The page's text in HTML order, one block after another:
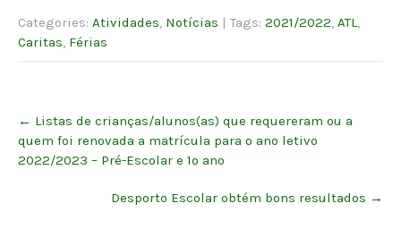
Categories: Atividades, Notícias | Tags: 2021/2022, ATL,
Caritas, Férias
navigation
← Listas de crianças/alunos(as) que requereram ou a
quem foi renovada a matrícula para o ano letivo
2022/2023 – Pré-Escolar e 1º ano
Desporto Escolar obtém bons resultados →